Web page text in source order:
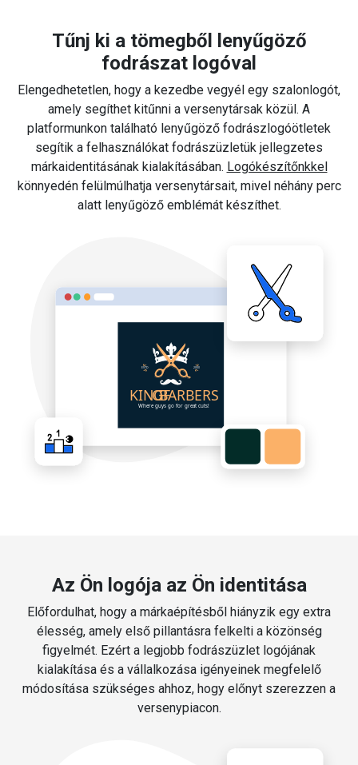
Tűnj ki a tömegből lenyűgöző
fodrászat logóval
Elengedhetetlen, hogy a kezedbe vegyél egy szalonlogót,
amely segíthet kitűnni a versenytársak közül. A
platformunkon található lenyűgöző fodrászlogóötletek
segítik a felhasználókat fodrászüzletük jellegzetes
márkaidentitásának kialakításában. Logókészítőnkkel
könnyedén felülmúlhatja versenytársait, mivel néhány perc
alatt lenyűgöző emblémát készíthet.
Az Ön logója az Ön identitása
Előfordulhat, hogy a márkaépítésből hiányzik egy extra
élesség, amely első pillantásra felkelti a közönség
figyelmét. Ezért a legjobb fodrászüzlet logójának
kialakítása és a vállalkozása igényeinek megfelelő
módosítása szükséges ahhoz, hogy előnyt szerezzen a
versenypiacon.